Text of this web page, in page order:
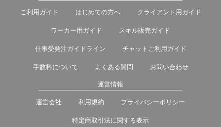
ご利用ガイド はじめての方へ クライアント用ガイド
ワーカー用ガイド スキル販売ガイド
仕事受発注ガイドライン チャットご利用ガイド
手数料について よくある質問 お問い合わせ
運営情報
運営会社 利用規約 プライバシーポリシー
特定商取引法に関する表示